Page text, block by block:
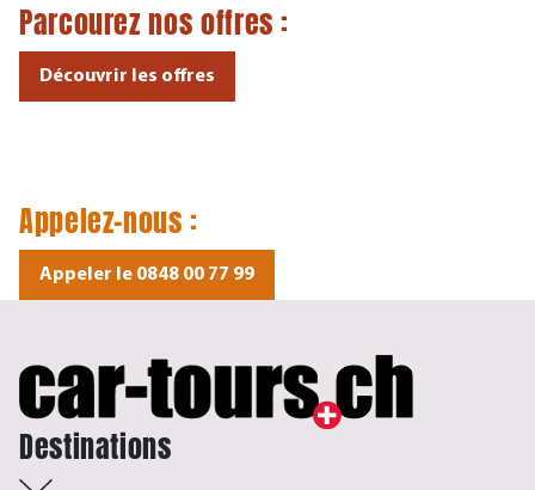
Parcourez nosoffres:
Découvrir les offres
Appelez-nous :
Appeler le 0848 00 77 99
Destinations